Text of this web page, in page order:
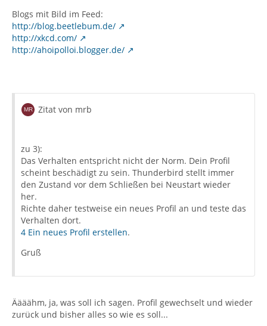
Blogs mit Bild im Feed:
http://blog.beetlebum.de/
http://xkcd.com/
http://ahoipolloi.blogger.de/
Zitat von mrb
zu 3):
Das Verhalten entspricht nicht der Norm. Dein Profil
scheint beschädigt zu sein. Thunderbird stellt immer
den Zustand vor dem Schließen bei Neustart wieder
her.
Richte daher testweise ein neues Profil an und teste das
Verhalten dort.
4 Ein neues Profil erstellen.
Gruß
Äääähm, ja, was soll ich sagen. Profil gewechselt und wieder
zurück und bisher alles so wie es soll...